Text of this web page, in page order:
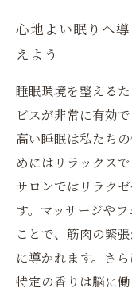
心地よい眠りへ
えよう
睡眠環境を整える
ビスが非常に有効
高い睡眠は私たち
めにはリラックス
サロンではリラク
す。マッサージや
ことで、筋肉の緊
に導かれます。さ
特定の香りは脳に